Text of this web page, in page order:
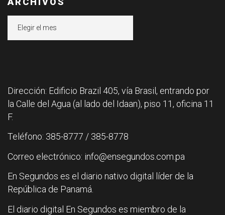
Dirección: Edificio Brazil 405, vía Brasil, entrando por
la Calle del Agua (al lado del Idaan), piso 11, oficina 11
F.
Teléfono: 385-8777 / 385-8778
Correo electrónico: info@ensegundos.com.pa
En Segundos es el diario nativo digital líder de la
República de Panamá.
El diario digital En Segundos es miembro de la